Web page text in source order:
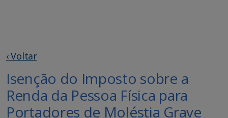
‹ Voltar
Isenção do Imposto sobre a
Renda da Pessoa Física para
Portadores de Moléstia Grave